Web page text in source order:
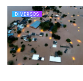
DIVERSOS